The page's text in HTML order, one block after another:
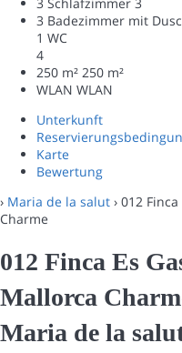
3 Badezimmer mit
1 WC
4
250 m² 250 m²
WLAN WLAN
Unterkunft
Karte
Bewertung
› Maria de la salut › 012
Charme
012 Finca Es
Mallorca
Maria de la